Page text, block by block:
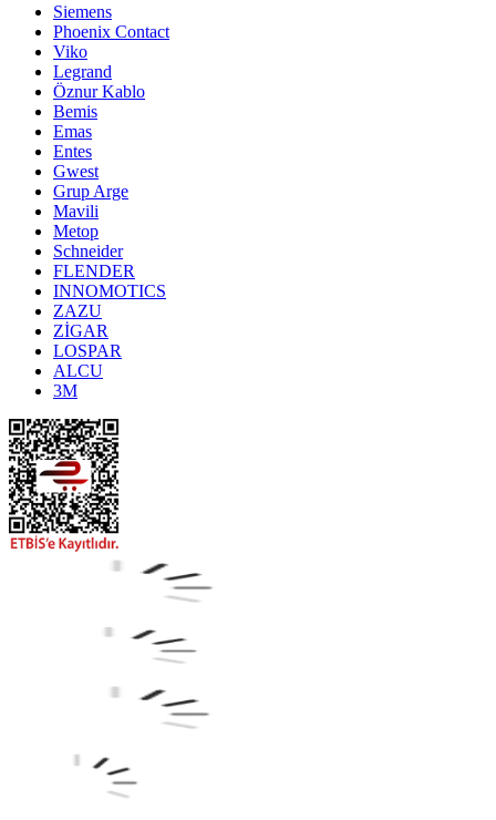
Siemens
Phoenix Contact
Viko
Legrand
Öznur Kablo
Bemis
Emas
Entes
Gwest
Grup Arge
Mavili
Metop
Schneider
FLENDER
INNOMOTICS
ZAZU
ZİGAR
LOSPAR
ALCU
3M